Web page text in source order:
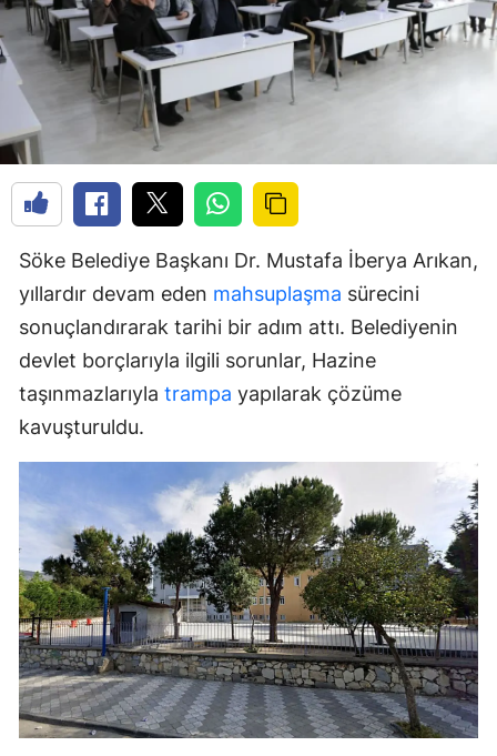
Söke Belediye Başkanı Dr. Mustafa İberya Arıkan,
yıllardır devam eden mahsuplaşma sürecini
sonuçlandırarak tarihi bir adım attı. Belediyenin
devlet borçlarıyla ilgili sorunlar, Hazine
taşınmazlarıyla trampa yapılarak çözüme
kavuşturuldu.